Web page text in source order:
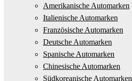
Amerikanische Automarken
Italienische Automarken
Französische Automarken
Deutsche Automarken
Spanische Automarken
Chinesische Automarken
Südkoreanische Automarken